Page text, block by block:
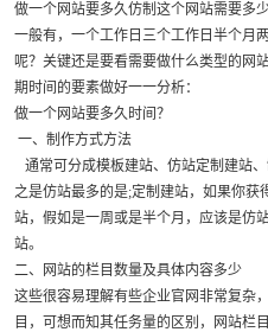
做一个网站要多久仿制这个网站需要多
一般有，一个工作日三个工作日半个月
呢？关键还是要看需要做什么类型的网
期时间的要素做好一一分析：
做一个网站要多久时间？
一、制作方式方法
通常可分成模板建站、仿站定制建站
之是仿站最多的是;定制建站，如果你
站，假如是一周或是半个月，应该是仿
站。
二、网站的栏目数量及具体内容多少
这些很容易理解有些企业官网非常复杂
目，可想而知其任务量的区别，网站栏